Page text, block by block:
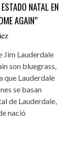
NATAL EN
AGAIN”
Jim Lauderdale
son bluegrass,
que Lauderdale
se basan
de Lauderdale,
nació